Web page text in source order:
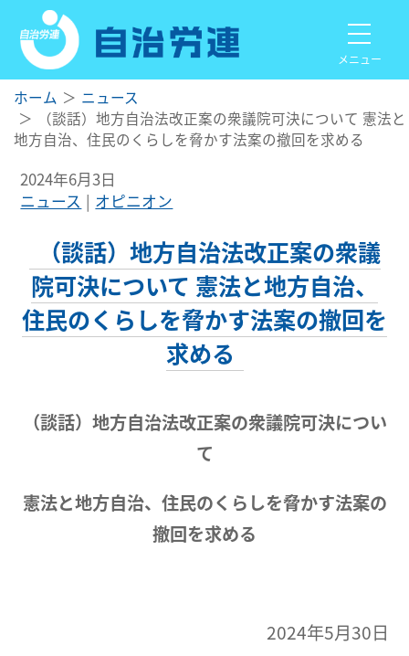
メニュー
ホーム
ニュース
（談話）地方自治法改正案の衆議院可決について 憲法と
地方自治、住民のくらしを脅かす法案の撤回を求める
2024年6月3日
ニュース
オピニオン
（談話）地方自治法改正案の衆議
院可決について 憲法と地方自治、
住民のくらしを脅かす法案の撤回を
求める
（談話）地方自治法改正案の衆議院可決につい
て
憲法と地方自治、住民のくらしを脅かす法案の
撤回を求める
2024年5月30日